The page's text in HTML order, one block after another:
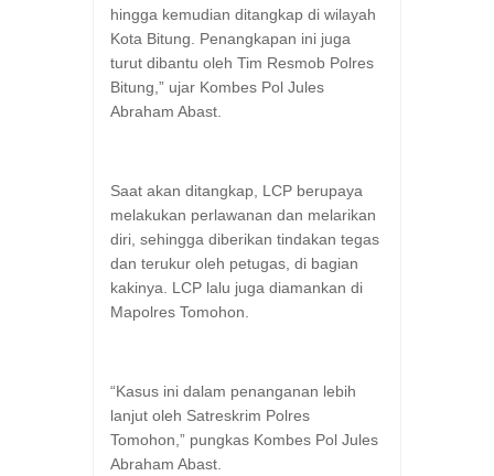
hingga kemudian ditangkap di wilayah
Kota Bitung. Penangkapan ini juga
turut dibantu oleh Tim Resmob Polres
Bitung,” ujar Kombes Pol Jules
Abraham Abast.
Saat akan ditangkap, LCP berupaya
melakukan perlawanan dan melarikan
diri, sehingga diberikan tindakan tegas
dan terukur oleh petugas, di bagian
kakinya. LCP lalu juga diamankan di
Mapolres Tomohon.
“Kasus ini dalam penanganan lebih
lanjut oleh Satreskrim Polres
Tomohon,” pungkas Kombes Pol Jules
Abraham Abast.